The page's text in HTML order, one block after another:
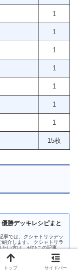
1
1
1
1
1
1
1
15枚
優勝デッキレシピまと
事では、クシャトリラデッ
介します。 クシャトリラ
い方は、ぜひこの記事を
ること クシャトリラデッ
2022.11.02
トップ サイドバー